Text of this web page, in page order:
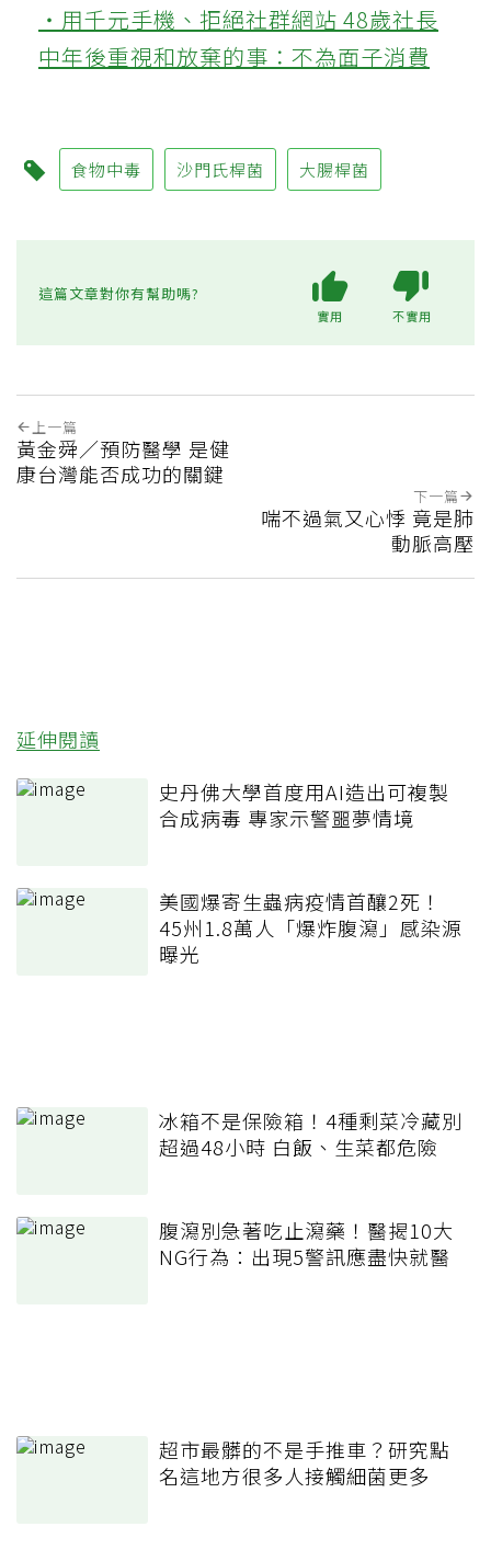
‧用千元手機、拒絕社群網站 48歲社長
中年後重視和放棄的事：不為面子消費
食物中毒 沙門氏桿菌 大腸桿菌
這篇文章對你有幫助嗎?
實用 不實用
上一篇
黃金舜／預防醫學 是健
康台灣能否成功的關鍵
下一篇
喘不過氣又心悸 竟是肺
動脈高壓
延伸閱讀
史丹佛大學首度用AI造出可複製
合成病毒 專家示警噩夢情境
美國爆寄生蟲病疫情首釀2死！
45州1.8萬人「爆炸腹瀉」感染源
曝光
冰箱不是保險箱！4種剩菜冷藏別
超過48小時 白飯、生菜都危險
腹瀉別急著吃止瀉藥！醫揭10大
NG行為：出現5警訊應盡快就醫
超市最髒的不是手推車？研究點
名這地方很多人接觸細菌更多